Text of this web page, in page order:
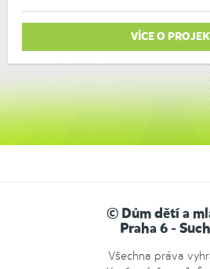
VÍCE O
© Dům dětí a
Praha 6 -
Všechna práva